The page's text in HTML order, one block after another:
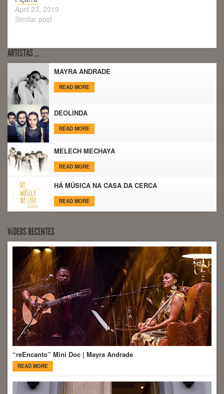
April 23, 2019
Similar post
ARTISTAS …
MAYRA ANDRADE
READ MORE
DEOLINDA
READ MORE
MELECH MECHAYA
READ MORE
HÁ MÚSICA NA CASA DA CERCA
READ MORE
VíDEOS RECENTES
“reEncanto” Mini Doc | Mayra Andrade
READ MORE